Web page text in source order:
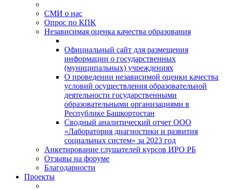
СМИ о нас
Опрос по КПК
Независимая оценка качества образования
Официальный сайт для размещения
информации о государственных
(муниципальных) учреждениях
О проведении независимой оценки качества
условий осуществления образовательной
деятельности государственными
образовательными организациями в
Республике Башкортостан
Сводный аналитический отчет ООО
«Лаборатория диагностики и развития
социальных систем» за 2023 год
Анкетирование слушателей курсов ИРО РБ
Отзывы на форуме
Благодарности
Проекты